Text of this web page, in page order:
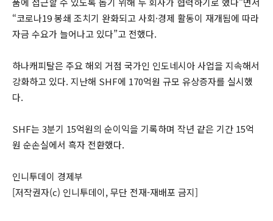
“코로나19 봉쇄 조치기 완화되고 사회·경제 활동이 재개됨에 따라
자금 수요가 늘어나고 있다”고 전했다.
하나캐피탈은 주요 해외 거점 국가인 인도네시아 사업을 지속해서
강화하고 있다. 지난해 SHF에 170억원 규모 유상증자를 실시했
다.
SHF는 3분기 15억원의 순이익을 기록하며 작년 같은 기간 15억
원 순손실에서 흑자 전환했다.
인니투데이 경제부
[저작권자(c) 인니투데이, 무단 전재-재배포 금지]